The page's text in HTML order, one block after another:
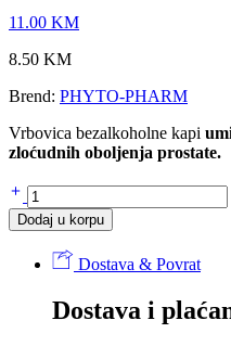
11.00 KM
8.50 KM
Brend: PHYTO-PHARM
Vrbovica bezalkoholne kapi
zloćudnih oboljenja prostate.
VRBOVICA
bezalkoholne
kapi
Tinktura
vrbovice
Dodaj u korpu
Dostava & Povrat
Dostava i